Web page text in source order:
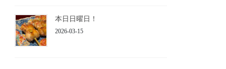
本日日曜日！
2026-03-15